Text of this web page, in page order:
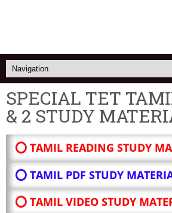
SPECIAL TET
& 2 STUDY
⭕ TAMIL READING STUDY
⭕ TAMIL PDF STUDY
⭕ TAMIL VIDEO STUDY